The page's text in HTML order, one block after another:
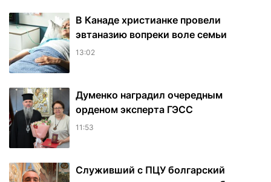
В Канаде христианке провели
эвтаназию вопреки воле семьи
13:02
Думенко наградил очередным
орденом эксперта ГЭСС
11:53
Служивший с ПЦУ болгарский